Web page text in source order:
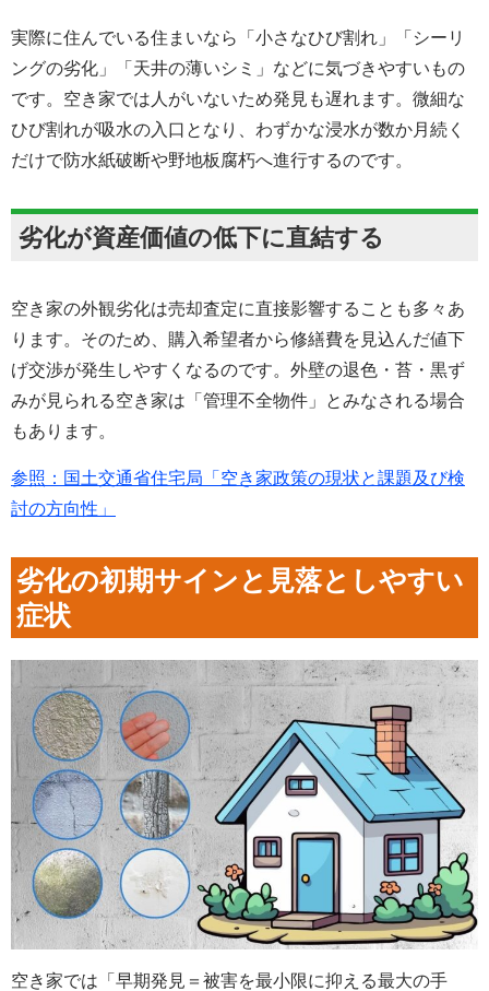
実際に住んでいる住まいなら「小さなひび割れ」「シーリ
ングの劣化」「天井の薄いシミ」などに気づきやすいもの
です。空き家では人がいないため発見も遅れます。微細な
ひび割れが吸水の入口となり、わずかな浸水が数か月続く
だけで防水紙破断や野地板腐朽へ進行するのです。
劣化が資産価値の低下に直結する
空き家の外観劣化は売却査定に直接影響することも多々あ
ります。そのため、購入希望者から修繕費を見込んだ値下
げ交渉が発生しやすくなるのです。外壁の退色・苔・黒ず
みが見られる空き家は「管理不全物件」とみなされる場合
もあります。
参照：国土交通省住宅局「空き家政策の現状と課題及び検
討の方向性」
劣化の初期サインと見落としやすい
症状
空き家では「早期発見＝被害を最小限に抑える最大の手